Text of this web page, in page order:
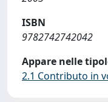
ISBN
9782742742042
Appare nelle
2.1 Contributo in